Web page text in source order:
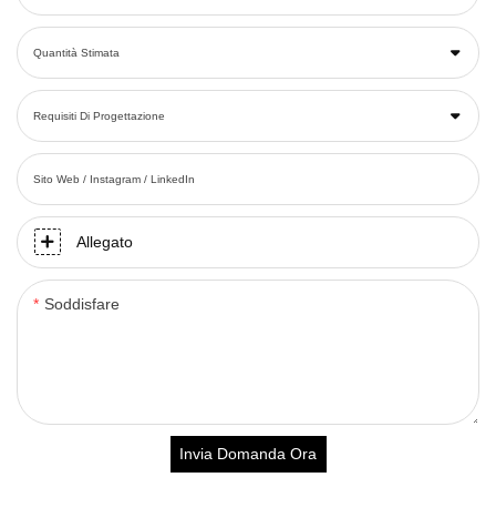
Quantità Stimata
Requisiti Di Progettazione
Sito Web / Instagram / LinkedIn
Allegato
Soddisfare
Invia Domanda Ora